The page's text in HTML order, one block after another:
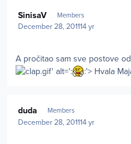
SinisaV Members
December 28, 201114 yr
A pročitao sam sve postove
.gif' alt=':
:'> Hvala
duda Members
December 28, 201114 yr